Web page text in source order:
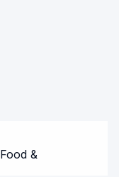
Food &